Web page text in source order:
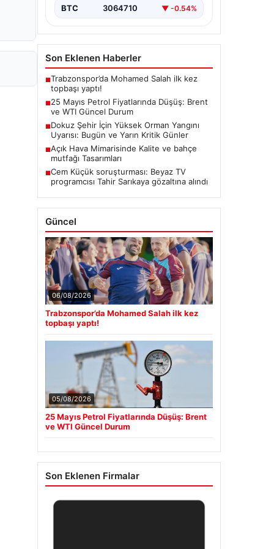
BTC 3064710 ▼ -0.54%
Son Eklenen Haberler
■Trabzonspor’da Mohamed Salah ilk kez
topbaşı yaptı!
■25 Mayıs Petrol Fiyatlarında Düşüş: Brent
ve WTI Güncel Durum
■Dokuz Şehir İçin Yüksek Orman Yangını
Uyarısı: Bugün ve Yarın Kritik Günler
■Açık Hava Mimarisinde Kalite ve bahçe
mutfağı Tasarımları
■Cem Küçük soruşturması: Beyaz TV
programcısı Tahir Sarıkaya gözaltına alındı
Güncel
06/08/2026
Trabzonspor’da Mohamed Salah ilk kez
topbaşı yaptı!
05/08/2026
25 Mayıs Petrol Fiyatlarında Düşüş: Brent
ve WTI Güncel Durum
Son Eklenen Firmalar